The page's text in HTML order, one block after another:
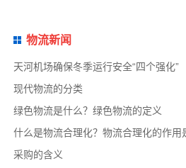
物流新闻
天河机场确保冬季运行安全“四个强化”
现代物流的分类
绿色物流是什么？绿色物流的定义
什么是物流合理化？物流合理化的作用
采购的含义